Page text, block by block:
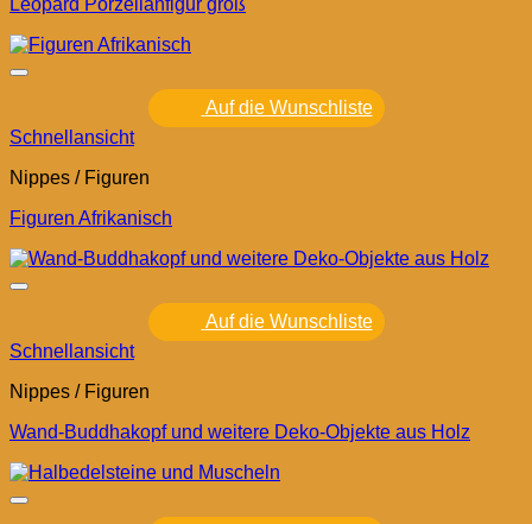
Leopard Porzellanfigur groß
Auf die Wunschliste
Schnellansicht
Nippes / Figuren
Figuren Afrikanisch
Auf die Wunschliste
Schnellansicht
Nippes / Figuren
Wand-Buddhakopf und weitere Deko-Objekte aus Holz